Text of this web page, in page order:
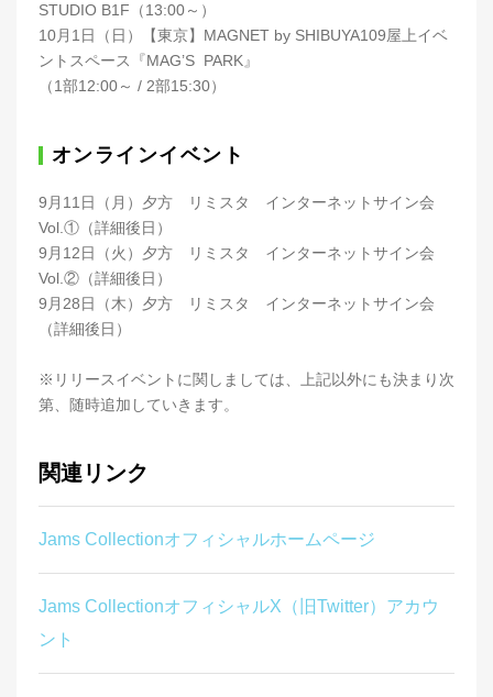
STUDIO B1F（13:00～）
10月1日（日）【東京】MAGNET by SHIBUYA109屋上イベ
ントスペース『MAG’S PARK』
（1部12:00～ / 2部15:30）
オンラインイベント
9月11日（月）夕方 リミスタ インターネットサイン会
Vol.①（詳細後日）
9月12日（火）夕方 リミスタ インターネットサイン会
Vol.②（詳細後日）
9月28日（木）夕方 リミスタ インターネットサイン会
（詳細後日）
※リリースイベントに関しましては、上記以外にも決まり次
第、随時追加していきます。
関連リンク
Jams Collectionオフィシャルホームページ
Jams CollectionオフィシャルX（旧Twitter）アカウ
ント